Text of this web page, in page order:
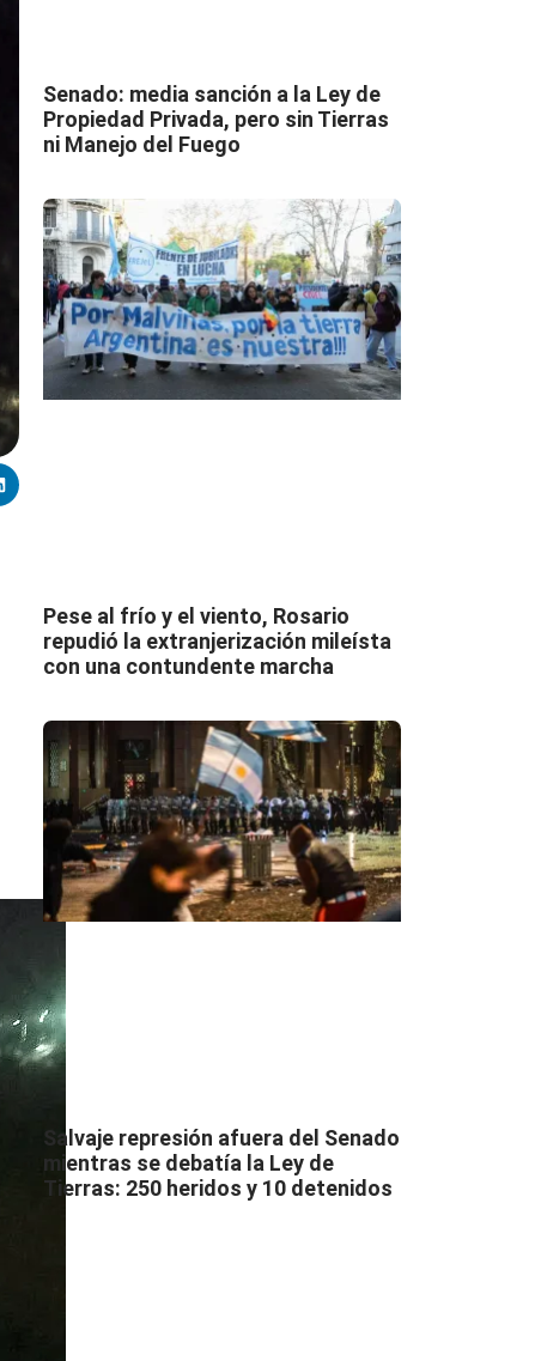
Senado: media sanción a la Ley de
Propiedad Privada, pero sin Tierras
ni Manejo del Fuego
Pese al frío y el viento, Rosario
repudió la extranjerización mileísta
con una contundente marcha
Salvaje represión afuera del Senado
mientras se debatía la Ley de
Tierras: 250 heridos y 10 detenidos